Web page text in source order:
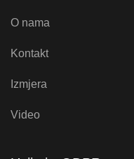
O nama
Kontakt
Izmjera
Video